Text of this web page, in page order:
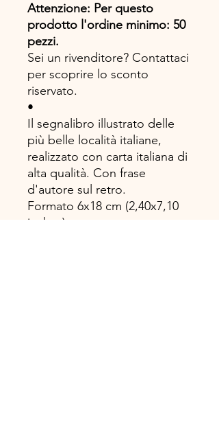
Attenzione: Per questo
prodotto l'ordine minimo: 50
pezzi.
Sei un rivenditore? Contattaci
per scoprire lo sconto
riservato.
•
Il segnalibro illustrato delle
più belle località italiane,
realizzato con carta italiana di
alta qualità. Con frase
d'autore sul retro.
Formato 6x18 cm (2,40x7,10
inches)